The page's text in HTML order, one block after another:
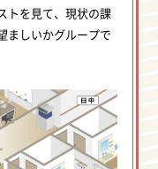
トを見て、現状の課
ましいかグループで